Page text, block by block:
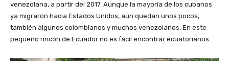
venezolana, a partir del 2017. Aunque la mayoría de los cubanos
ya migraron hacia Estados Unidos, aún quedan unos pocos,
también algunos colombianos y muchos venezolanos. En este
pequeño rincón de Ecuador no es fácil encontrar ecuatorianos.